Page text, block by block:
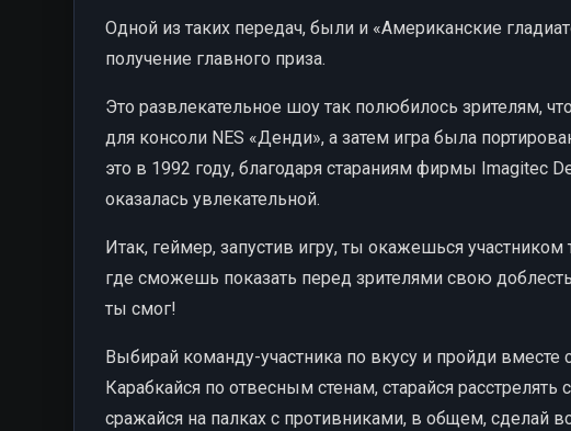
Одной из таких передач, были и «Американские
получение главного приза.
Это развлекательное шоу так полюбилось зрителям,
для консоли NES «Денди», а затем игра была
это в 1992 году, благодаря стараниям фирмы Imagitec
оказалась увлекательной.
Итак, геймер, запустив игру, ты окажешься
где сможешь показать перед зрителями свою
ты смог!
Выбирай команду-участника по вкусу и пройди вместе
Карабкайся по отвесным стенам, старайся
сражайся на палках с противниками, в общем, сделай